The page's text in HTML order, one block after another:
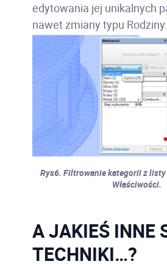
edytowania jej unikalnych
nawet zmiany typu Rodziny.
Rys6. Filtrowanie kategorii z
Właściwości.
A JAKIEŚ INNE
TECHNIKI…?